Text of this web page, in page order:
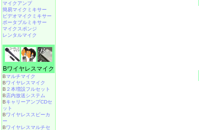
マイクアンプ
簡易マイクミキサー
ビデオマイクミキサー
ポータブルミキサー
マイクスポンジ
レンタルマイク
Bワイヤレスマイク
Bマルチマイク
Bワイヤレスマイク
B ２本増設フルセット
B店内放送システム
BキャリーアンプCDセ
ット
Bワイヤレススピーカ
ー
Bワイヤレスマルチセ